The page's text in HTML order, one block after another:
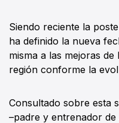
Siendo reciente la
ha definido la nueva
misma a las mejoras
región conforme la
Consultado sobre esta
–padre y entrenador